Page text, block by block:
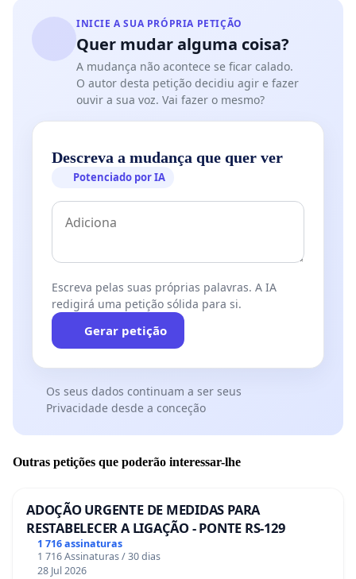
INICIE A SUA PRÓPRIA PETIÇÃO
Quer mudar alguma coisa?
A mudança não acontece se ficar calado.
O autor desta petição decidiu agir e fazer
ouvir a sua voz. Vai fazer o mesmo?
Descreva a mudança que quer ver
Potenciado por IA
Escreva pelas suas próprias palavras. A IA
redigirá uma petição sólida para si.
Gerar petição
Os seus dados continuam a ser seus
Privacidade desde a conceção
Outras petições que poderão interessar-lhe
ADOÇÃO URGENTE DE MEDIDAS PARA
RESTABELECER A LIGAÇÃO - PONTE RS-129
1 716 assinaturas
1 716 Assinaturas / 30 dias
28 Jul 2026